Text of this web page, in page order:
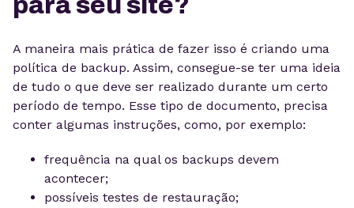
A maneira mais prática de fazer isso é criando uma
política de backup. Assim, consegue-se ter uma ideia
de tudo o que deve ser realizado durante um certo
período de tempo. Esse tipo de documento, precisa
conter algumas instruções, como, por exemplo:
frequência na qual os backups devem
acontecer;
possíveis testes de restauração;